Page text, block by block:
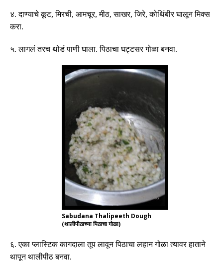
४.दाण्याचे कूट,मिरची, आमचूर,मीठ,साखर,जिरे, कोथिंबीर घालून मिक्स
करा.
५.लागलं तरच थोडं पाणीघाला.पिठाचा घट्टसर गोळा बनवा.
Sabudana Thalipeeth Dough
(थालीपीठाच्या पिठाचा गोळा)
६.एका प्लास्टिक कागदाला तूप लावून पिठाचा लहान गोळा त्यावर हाताने
थापून थालीपीठ बनवा.